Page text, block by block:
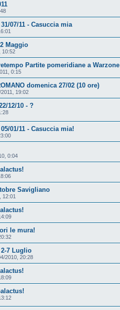
31/07/11 - Casuccia mia
Maggio
10:52
Partite pomeridiane a Warzone
0:15
domenica 27/02 (10 ore)
2011, 19:02
12/10 - ?
01/11 - Casuccia mia!
0:04
Savigliano
12:01
le mura!
2-7 Luglio
2010, 20:28